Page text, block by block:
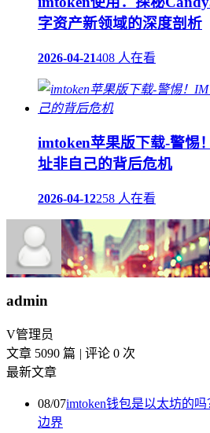
字资产新领域的深度剖析
2026-04-21408 人在看
imtoken苹果版下载-警惕
址非自己的背后危机
2026-04-12258 人在看
admin
V管理员
文章 5090 篇 | 评论 0 次
最新文章
08/07imtoken钱包是以太坊的
边界